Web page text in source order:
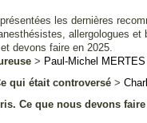
les dernières
allergologues
devons faire en 2025.
> Paul-Michel MERTES
qui était controversé >
Ce que nous devons faire